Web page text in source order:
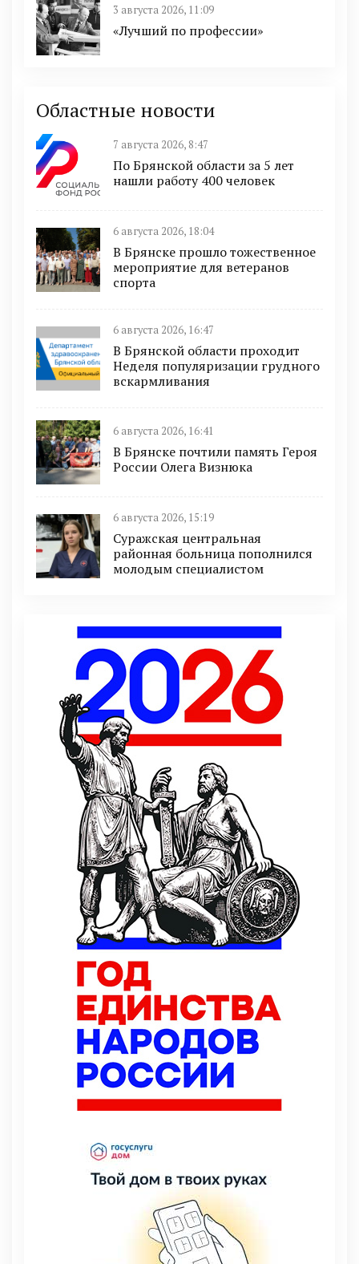
3 августа 2026, 11:09
«Лучший по профессии»
Областные новости
7 августа 2026, 8:47
По Брянской области за 5 лет
нашли работу 400 человек
6 августа 2026, 18:04
В Брянске прошло тожественное
мероприятие для ветеранов
спорта
6 августа 2026, 16:47
В Брянской области проходит
Неделя популяризации грудного
вскармливания
6 августа 2026, 16:41
В Брянске почтили память Героя
России Олега Визнюка
6 августа 2026, 15:19
Суражская центральная
районная больница пополнился
молодым специалистом